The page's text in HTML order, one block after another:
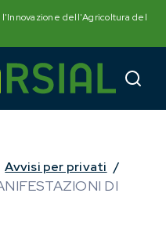
dell'Agricoltura del
Avvisi per privati /
DI